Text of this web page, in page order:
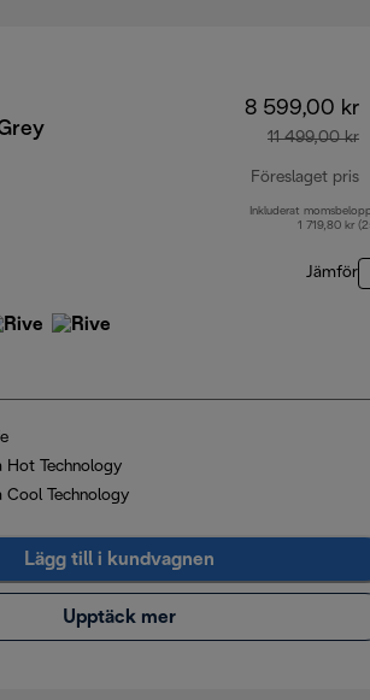
8 599,00 kr
11 499,00 kr
Föreslaget pris
Inkluderat
1 719,80 kr
Jämför
Hot Technology
Cool Technology
Lägg till i kundvagnen
Upptäck mer